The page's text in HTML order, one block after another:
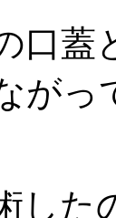
口蓋
がっ
した